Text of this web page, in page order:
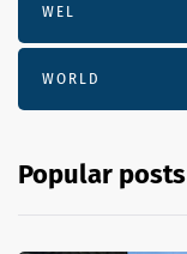
WEL
WORLD
Popular posts